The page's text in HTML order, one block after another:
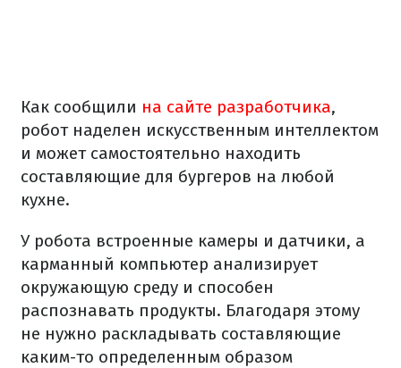
Как сообщили на сайте разработчика,
робот наделен искусственным интеллектом
и может самостоятельно находить
составляющие для бургеров на любой
кухне.
У робота встроенные камеры и датчики, а
карманный компьютер анализирует
окружающую среду и способен
распознавать продукты. Благодаря этому
не нужно раскладывать составляющие
каким-то определенным образом